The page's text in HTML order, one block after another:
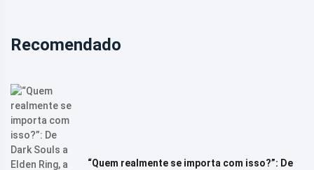
Recomendado
“Quem realmente se importa com isso?”: De